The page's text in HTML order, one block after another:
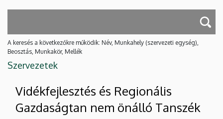
A keresés a következőkre működik: Név, Munkahely (szervezeti egység),
Beosztás, Munkakör, Mellék
Szervezetek
Vidékfejlesztés és Regionális
Gazdaságtan nem önálló Tanszék